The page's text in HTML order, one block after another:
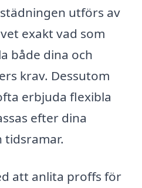
utförs av
exakt vad som
både dina och
krav. Dessutom
erbjuda flexibla
efter dina
tidsramar.
att anlita proffs för